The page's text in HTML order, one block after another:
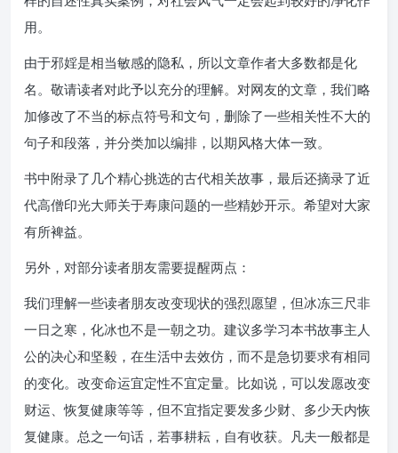
用。
由于邪婬是相当敏感的隐私，所以文章作者大多数都是化
名。敬请读者对此予以充分的理解。对网友的文章，我们略
加修改了不当的标点符号和文句，删除了一些相关性不大的
句子和段落，并分类加以编排，以期风格大体一致。
书中附录了几个精心挑选的古代相关故事，最后还摘录了近
代高僧印光大师关于寿康问题的一些精妙开示。希望对大家
有所裨益。
另外，对部分读者朋友需要提醒两点：
我们理解一些读者朋友改变现状的强烈愿望，但冰冻三尺非
一日之寒，化冰也不是一朝之功。建议多学习本书故事主人
公的决心和坚毅，在生活中去效仿，而不是急切要求有相同
的变化。改变命运宜定性不宜定量。比如说，可以发愿改变
财运、恢复健康等等，但不宜指定要发多少财、多少天内恢
复健康。总之一句话，若事耕耘，自有收获。凡夫一般都是